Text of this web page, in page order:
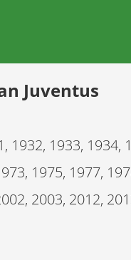
Juventus
1932, 1933, 1934,
1975, 1977,
2003, 2012,